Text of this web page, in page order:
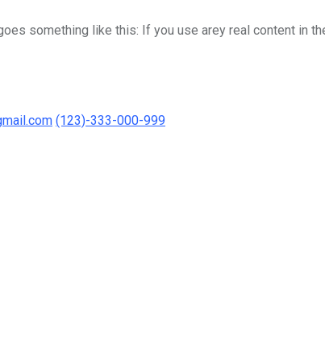
something like this: If you use arey real content in
(123)-333-000-999